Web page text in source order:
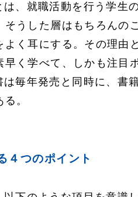
は、就職活動を行う学生
そうした層はもちろんの
よく耳にする。その理由
早く学べて、しかも注目
は毎年発売と同時に、書
。
４つのポイント